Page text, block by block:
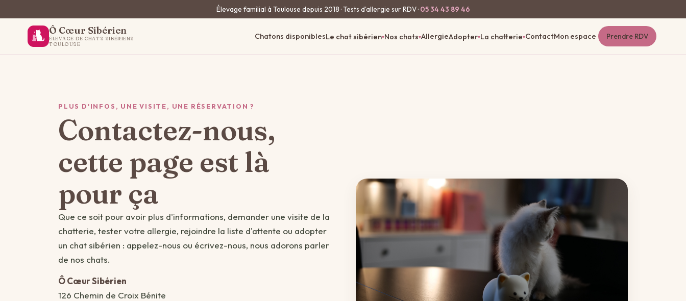
Élevage familial à Toulouse depuis 2018 · Tests d'allergie sur RDV · 05 34 43 89 46
Ô Cœur Sibérien
ÉLEVAGE DE CHATS SIBÉRIENS
TOULOUSE
Chatons disponiblesLe chat sibérien▾Nos chats▾AllergieAdopter▾La chatterie▾ContactMon espace Prendre RDV
PLUS D'INFOS, UNE VISITE, UNE RÉSERVATION ?
Contactez-nous,
cette page est là
pour ça
Que ce soit pour avoir plus d'informations, demander une visite de la
chatterie, tester votre allergie, rejoindre la liste d'attente ou adopter
un chat sibérien : appelez-nous ou écrivez-nous, nous adorons parler
de nos chats.
Ô Cœur Sibérien
126 Chemin de Croix Bénite